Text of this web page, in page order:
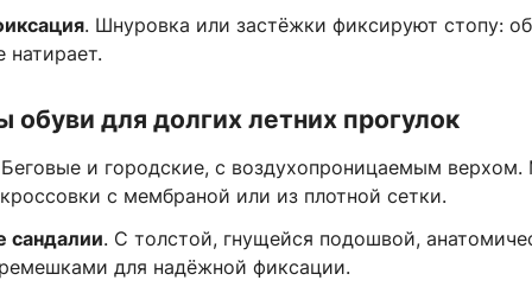
. Шнуровка или застёжки фиксируют стопу:
натирает.
для долгих летних прогулок
и городские, с воздухопроницаемым
с мембраной или из плотной сетки.
сандалии. С толстой, гнущейся подошвой,
для надёжной фиксации.